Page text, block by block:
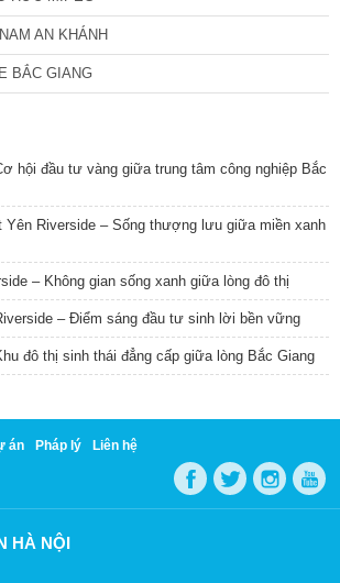
AN KHÁNH
BẮC GIANG
hội đầu tư vàng giữa trung tâm công nghiệp Bắc
Yên Riverside – Sống thượng lưu giữa miền xanh
– Không gian sống xanh giữa lòng đô thị
– Điểm sáng đầu tư sinh lời bền vững
đô thị sinh thái đẳng cấp giữa lòng Bắc Giang
án Pháp lý Liên hệ
HÀ NỘI